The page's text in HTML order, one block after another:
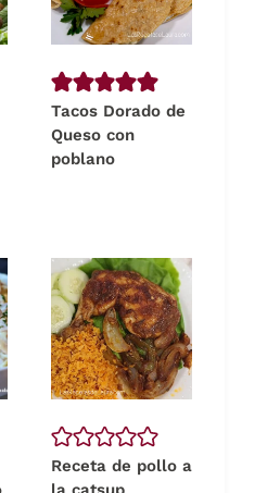
Tacos Dorado de
Queso con
poblano
Receta de pollo a